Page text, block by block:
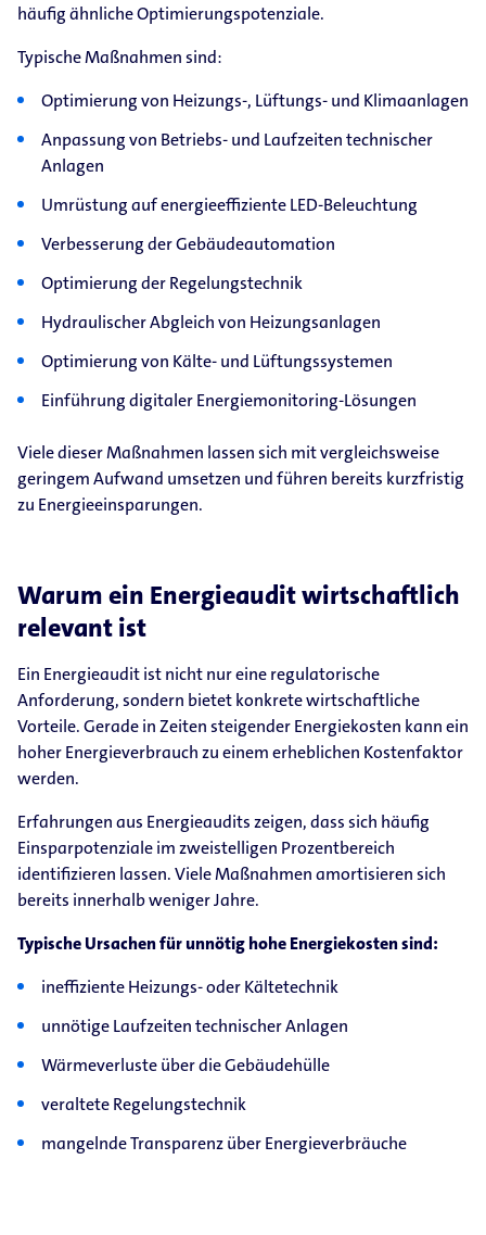
häufig ähnliche Optimierungspotenziale.
Typische Maßnahmen sind:
Optimierung von Heizungs-, Lüftungs- und Klimaanlagen
Anpassung von Betriebs- und Laufzeiten technischer
Anlagen
Umrüstung auf energieeffiziente LED-Beleuchtung
Verbesserung der Gebäudeautomation
Optimierung der Regelungstechnik
Hydraulischer Abgleich von Heizungsanlagen
Optimierung von Kälte- und Lüftungssystemen
Einführung digitaler Energiemonitoring-Lösungen
Viele dieser Maßnahmen lassen sich mit vergleichsweise
geringem Aufwand umsetzen und führen bereits kurzfristig
zu Energieeinsparungen.
Warum ein Energieaudit wirtschaftlich
relevant ist
Ein Energieaudit ist nicht nur eine regulatorische
Anforderung, sondern bietet konkrete wirtschaftliche
Vorteile. Gerade in Zeiten steigender Energiekosten kann ein
hoher Energieverbrauch zu einem erheblichen Kostenfaktor
werden.
Erfahrungen aus Energieaudits zeigen, dass sich häufig
Einsparpotenziale im zweistelligen Prozentbereich
identifizieren lassen. Viele Maßnahmen amortisieren sich
bereits innerhalb weniger Jahre.
Typische Ursachen für unnötig hohe Energiekosten sind:
ineffiziente Heizungs- oder Kältetechnik
unnötige Laufzeiten technischer Anlagen
Wärmeverluste über die Gebäudehülle
veraltete Regelungstechnik
mangelnde Transparenz über Energieverbräuche